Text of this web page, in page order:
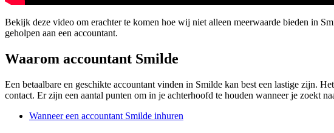
Bekijk deze video om erachter te komen hoe wij niet alleen meerwaarde bieden in
geholpen aan een accountant.
Waarom accountant Smilde
Een betaalbare en geschikte accountant vinden in Smilde kan best een lastige zijn.
contact. Er zijn een aantal punten om in je achterhoofd te houden wanneer je zoekt
Wanneer een accountant Smilde inhuren